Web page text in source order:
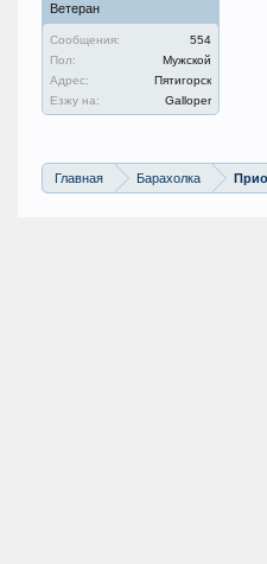
Ветеран
Сообщения:
554
Пол:
Мужской
Адрес:
Пятигорск
Езжу на:
Galloper
Главная Барахолка